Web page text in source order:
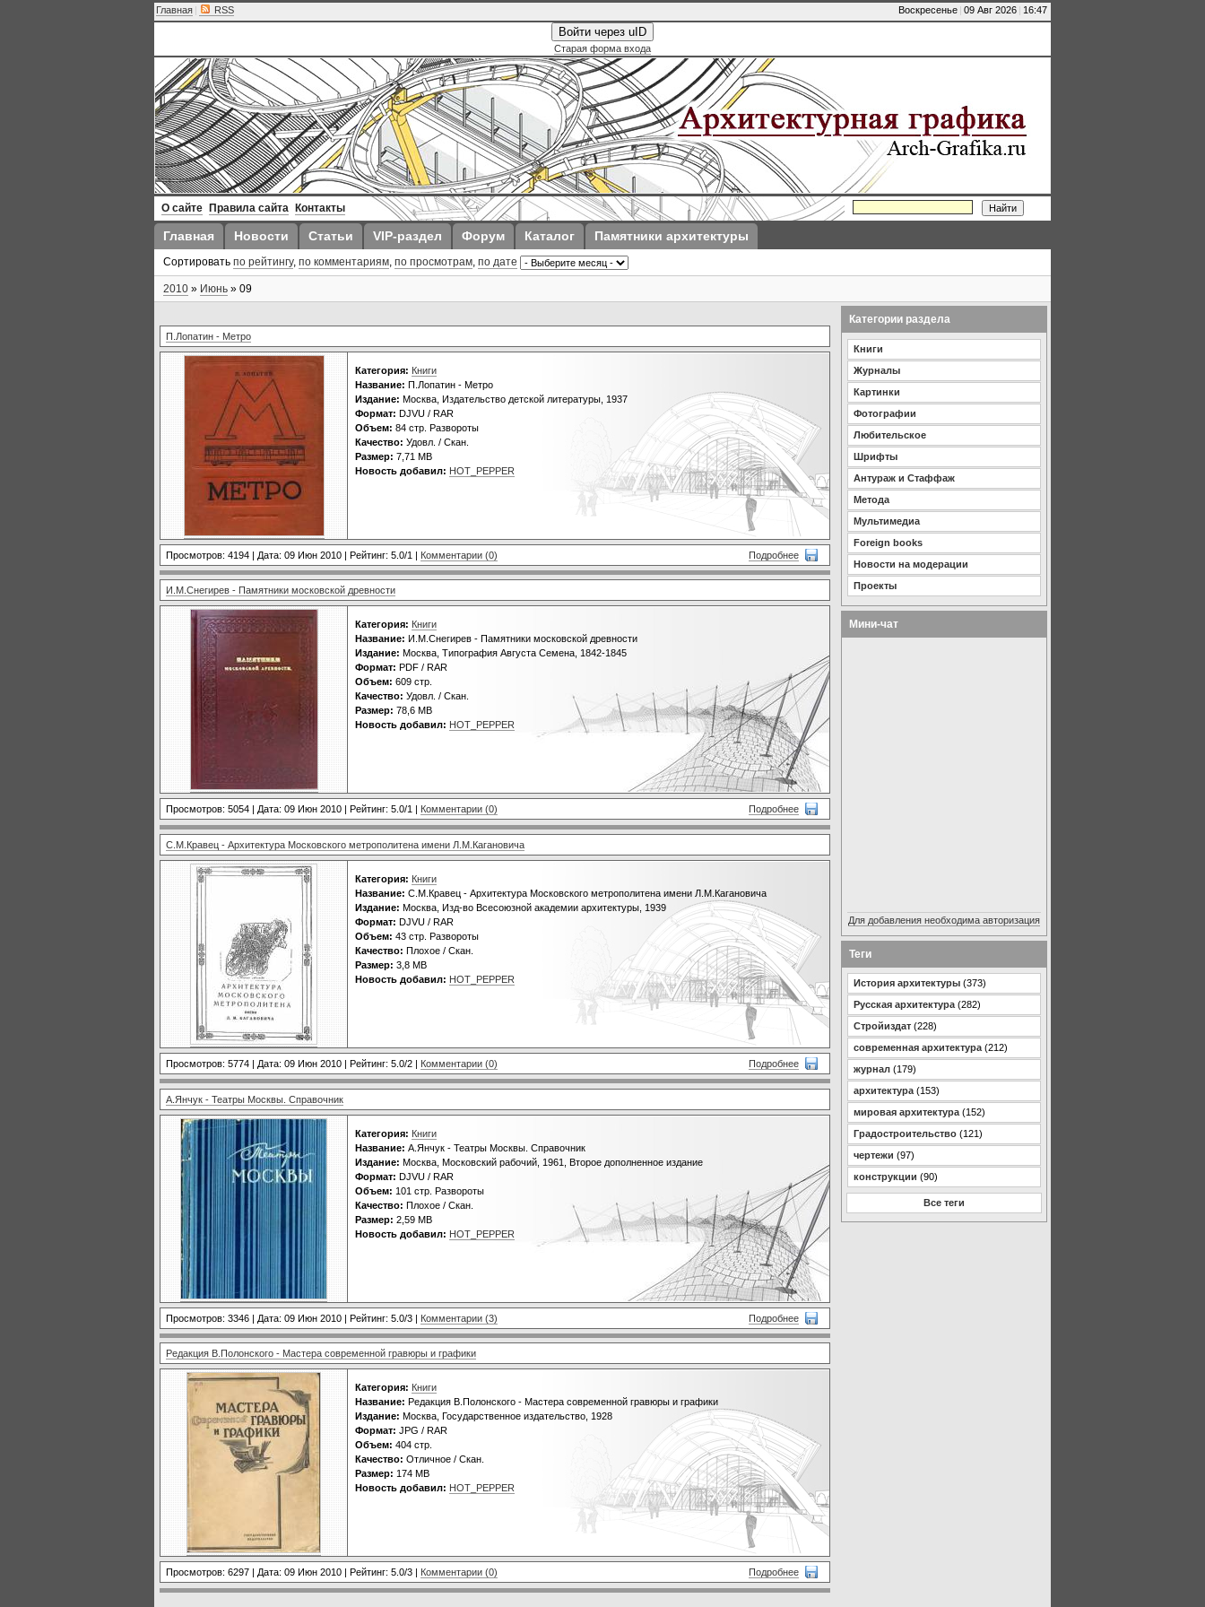
Воскресенье | 09 Авг 2026 | 16:47
Главная | RSS
Войти через uID
Старая форма входа
О сайте Правила сайта Контакты
Главная Новости Статьи VIP-раздел Форум Каталог Памятники архитектуры
Сортировать по рейтингу, по комментариям, по просмотрам, по дате
2010 » Июнь » 09
П.Лопатин - Метро
Категория: Книги
Название: П.Лопатин - Метро
Издание: Москва, Издательство детской литературы, 1937
Формат: DJVU / RAR
Объем: 84 стр. Развороты
Качество: Удовл. / Скан.
Размер: 7,71 MB
Новость добавил: HOT_PEPPER
Подробнее
Просмотров: 4194 | Дата: 09 Июн 2010 | Рейтинг: 5.0/1 | Комментарии (0)
И.М.Снегирев - Памятники московской древности
Категория: Книги
Название: И.М.Снегирев - Памятники московской древности
Издание: Москва, Типография Августа Семена, 1842-1845
Формат: PDF / RAR
Объем: 609 стр.
Качество: Удовл. / Скан.
Размер: 78,6 MB
Новость добавил: HOT_PEPPER
Подробнее
Просмотров: 5054 | Дата: 09 Июн 2010 | Рейтинг: 5.0/1 | Комментарии (0)
С.М.Кравец - Архитектура Московского метрополитена имени Л.М.Кагановича
Категория: Книги
Название: С.М.Кравец - Архитектура Московского метрополитена имени Л.М.Кагановича
Издание: Москва, Изд-во Всесоюзной академии архитектуры, 1939
Формат: DJVU / RAR
Объем: 43 стр. Развороты
Качество: Плохое / Скан.
Размер: 3,8 MB
Новость добавил: HOT_PEPPER
Подробнее
Просмотров: 5774 | Дата: 09 Июн 2010 | Рейтинг: 5.0/2 | Комментарии (0)
А.Янчук - Театры Москвы. Справочник
Категория: Книги
Название: А.Янчук - Театры Москвы. Справочник
Издание: Москва, Московский рабочий, 1961, Второе дополненное издание
Формат: DJVU / RAR
Объем: 101 стр. Развороты
Качество: Плохое / Скан.
Размер: 2,59 MB
Новость добавил: HOT_PEPPER
Подробнее
Просмотров: 3346 | Дата: 09 Июн 2010 | Рейтинг: 5.0/3 | Комментарии (3)
Редакция В.Полонского - Мастера современной гравюры и графики
Категория: Книги
Название: Редакция В.Полонского - Мастера современной гравюры и графики
Издание: Москва, Государственное издательство, 1928
Формат: JPG / RAR
Объем: 404 стр.
Качество: Отличное / Скан.
Размер: 174 MB
Новость добавил: HOT_PEPPER
Подробнее
Просмотров: 6297 | Дата: 09 Июн 2010 | Рейтинг: 5.0/3 | Комментарии (0)
Категории раздела
Книги
Журналы
Картинки
Фотографии
Любительское
Шрифты
Антураж и Стаффаж
Метода
Мультимедиа
Foreign books
Новости на модерации
Проекты
Мини-чат
Для добавления необходима авторизация
Теги
История архитектуры (373)
Русская архитектура (282)
Стройиздат (228)
современная архитектура (212)
журнал (179)
архитектура (153)
мировая архитектура (152)
Градостроительство (121)
чертежи (97)
конструкции (90)
Все теги